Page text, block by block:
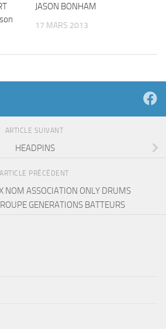
JASON BONHAM
17 MARS 2013
ARTICLE SUIVANT
HEADPINS
ARTICLE PRÉCÉDENT
NOM ASSOCIATION ONLY DRUMS
GENERATIONS BATTEURS